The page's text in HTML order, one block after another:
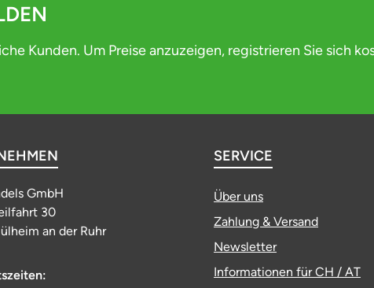
Kunden. Um Preise anzuzeigen, registrieren Sie sich
GmbH
30
an der Ruhr
SERVICE
Über uns
Zahlung & Versand
Newsletter
Informationen für CH / AT